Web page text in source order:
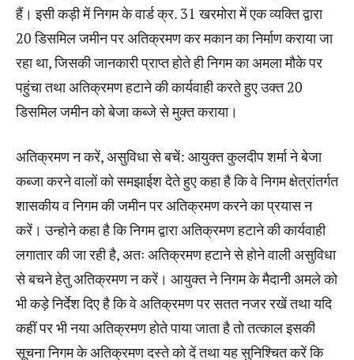
हैं। इसी कड़ी में निगम के वार्ड क्र. 31 खरमोरा में एक व्यक्ति द्वारा
20 डिसमिल जमीन पर अतिक्रमण कर मकान का निर्माण कराया जा
रहा था, जिसकी जानकारी प्राप्त होते ही निगम का अमला मौके पर
पहुंचा तथा अतिक्रमण हटाने की कार्यवाही करते हुए उक्त 20
डिसमिल जमीन को बेजा कब्जे से मुक्त कराया।
अतिक्रमण न करें, असुविधा से बचें: आयुक्त कुलदीप शर्मा ने बेजा
कब्जा करने वालों को समझाईश देते हुए कहा है कि वे निगम क्षेत्रांतर्गत
शासकीय व निगम की जमीन पर अतिक्रमण करने का प्रयास न
करें। उन्होने कहा है कि निगम द्वारा अतिक्रमण हटाने की कार्यवाही
लगातार की जा रही है, अतः अतिक्रमण हटाने से होने वाली असुविधा
से बचने हेतु अतिक्रमण न करें। आयुक्त ने निगम के मैदानी अमले को
भी कड़े निर्देश दिए है कि वे अतिक्रमण पर सतत नजर रखें तथा यदि
कहीं पर भी नया अतिक्रमण होते पाया जाता है तो तत्काल इसकी
सूचना निगम के अतिक्रमण दस्ते को दें तथा यह सुनिश्चित करें कि